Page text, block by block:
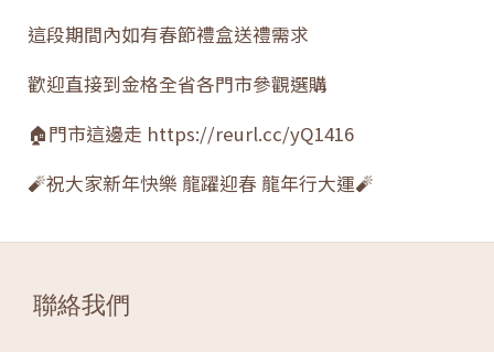
這段期間內如有春節禮盒送禮需求
歡迎直接到金格全省各門市參觀選購
🏠門市這邊走 https://reurl.cc/yQ1416
🧨祝大家新年快樂 龍躍迎春 龍年行大運🧨
聯絡我們